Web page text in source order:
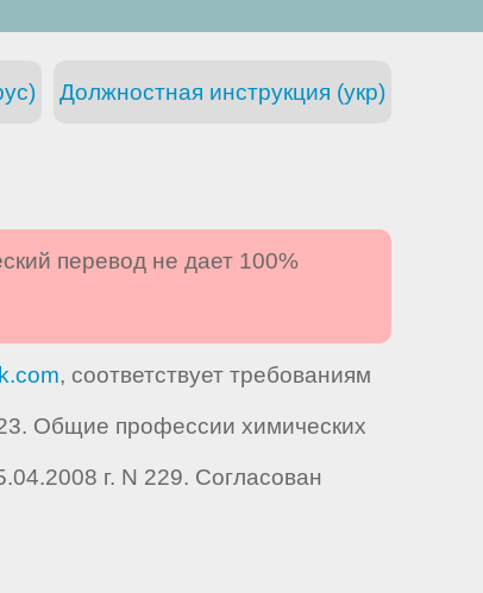
Должностная инструкция (укр)
перевод не дает 100%
, соответствует требованиям
Общие профессии химических
г. N 229. Согласован